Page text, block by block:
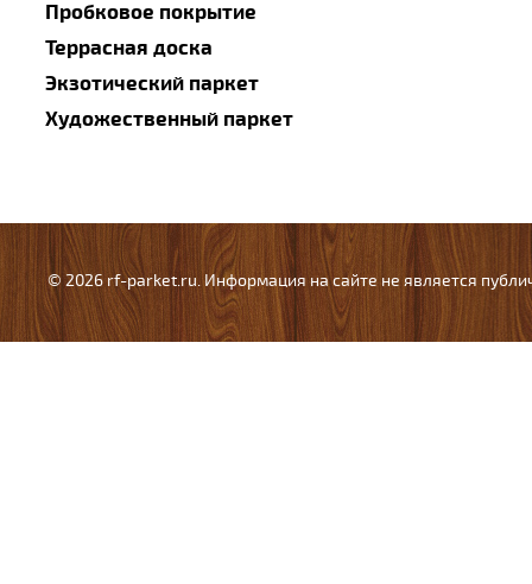
Пробковое покрытие
Террасная доска
Экзотический паркет
Художественный паркет
© 2026 rf-parket.ru. Информация на сайте не является